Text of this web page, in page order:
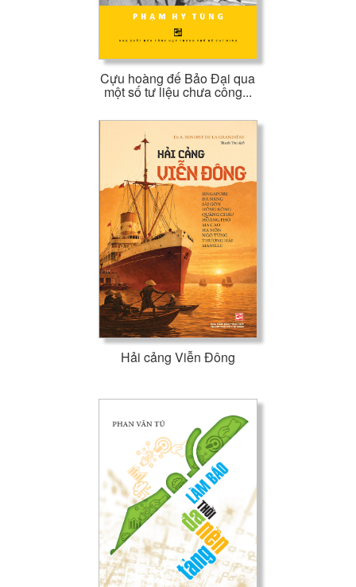
Cựu hoàng đế Bảo Đại qua
một số tư liệu chưa công...
Hải cảng Viễn Đông